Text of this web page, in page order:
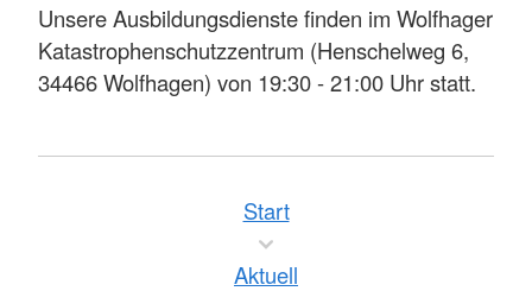
Unsere Ausbildungsdienste finden im Wolfhager
Katastrophenschutzzentrum (Henschelweg 6,
34466 Wolfhagen) von 19:30 - 21:00 Uhr statt.
Start
Aktuell